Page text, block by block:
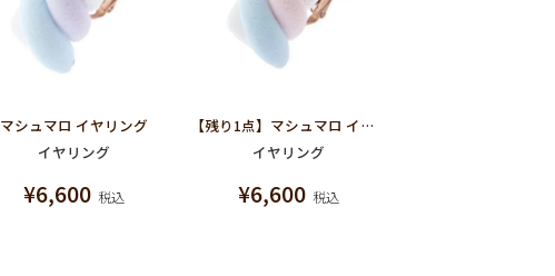
マシュマロ イヤリング
イヤリング
¥6,600 税込
【残り1点】マシュマロ イヤリング
イヤリング
¥6,600 税込